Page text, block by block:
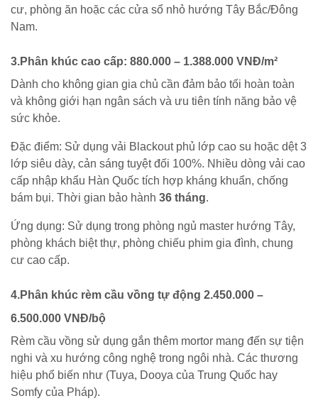
cư, phòng ăn hoặc các cửa sổ nhỏ hướng Tây Bắc/Đông
Nam.
3.Phân khúc cao cấp: 880.000 – 1.388.000 VNĐ/m²
Dành cho không gian gia chủ cần đảm bảo tối hoàn toàn
và không giới hạn ngân sách và ưu tiên tính năng bảo vệ
sức khỏe.
Đặc điểm: Sử dụng vải Blackout phủ lớp cao su hoặc dệt 3
lớp siêu dày, cản sáng tuyệt đối 100%. Nhiều dòng vải cao
cấp nhập khẩu Hàn Quốc tích hợp kháng khuẩn, chống
bám bụi. Thời gian bảo hành 36 tháng.
Ứng dụng: Sử dụng trong phòng ngủ master hướng Tây,
phòng khách biệt thự, phòng chiếu phim gia đình, chung
cư cao cấp.
4.Phân khúc rèm cầu vồng tự động 2.450.000 –
6.500.000 VNĐ/bộ
Rèm cầu vồng sử dụng gắn thêm mortor mang đến sự tiện
nghi và xu hướng công nghệ trong ngôi nhà. Các thương
hiệu phổ biến như (Tuya, Dooya của Trung Quốc hay
Somfy của Pháp).